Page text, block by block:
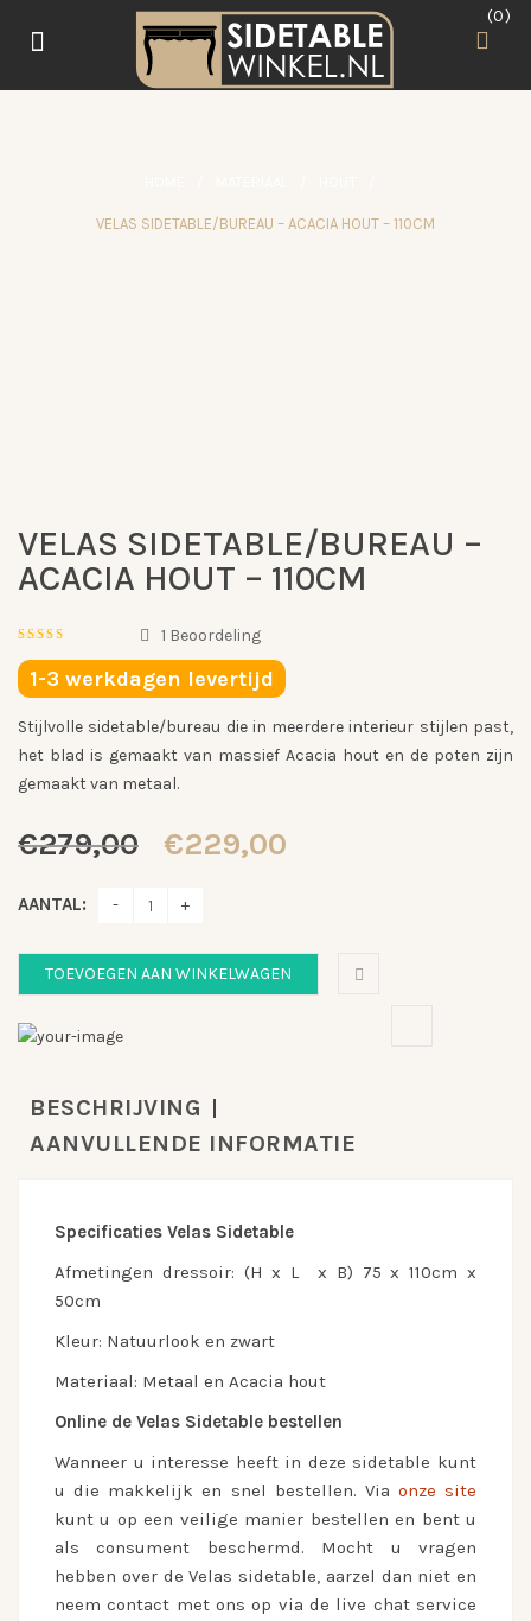
0
VELAS SIDETABLE/BUREAU – ACACIA HOUT – 110CM
VELAS SIDETABLE/BUREAU –
ACACIA HOUT – 110CM
5
Gebaseerd
1
1 Beoordeling
1-3 werkdagen levertijd
Stijlvolle sidetable/bureau die in meerdere interieur stijlen past,
het blad is gemaakt van massief Acacia hout en de poten zijn
gemaakt van metaal.
€279,00 Oorspronkelijke
was:
€229,00
AANTAL:
TOEVOEGEN AAN WINKELWAGEN
BESCHRIJVING
AANVULLENDE INFORMATIE
Specificaties Velas Sidetable
Afmetingen dressoir: (H x L x B) 75 x 110cm x
50cm
Kleur: Natuurlook en zwart
Materiaal: Metaal en Acacia hout
Online de Velas Sidetable bestellen
Wanneer u interesse heeft in deze sidetable kunt
u die makkelijk en snel bestellen. Via onze site
kunt u op een veilige manier bestellen en bent u
als consument beschermd. Mocht u vragen
hebben over de Velas sidetable, aarzel dan niet en
neem contact met ons op via de live chat service